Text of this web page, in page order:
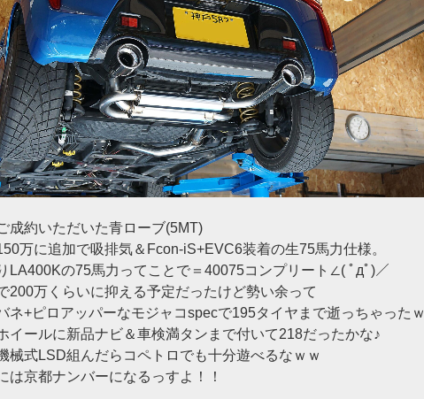
成約いただいた青ローブ(5MT)
万に追加で吸排気＆Fcon-iS+EVC6装着の生75馬力仕様。
LA400Kの75馬力ってことで＝40075コンプリート∠( ﾟдﾟ)／
200万くらいに抑える予定だったけど勢い余って
ネ+ピロアッパーなモジャコspecで195タイヤまで逝っちゃったｗ
イールに新品ナビ＆車検満タンまで付いて218だったかな♪
械式LSD組んだらコペトロでも十分遊べるなｗｗ
は京都ナンバーになるっすよ！！